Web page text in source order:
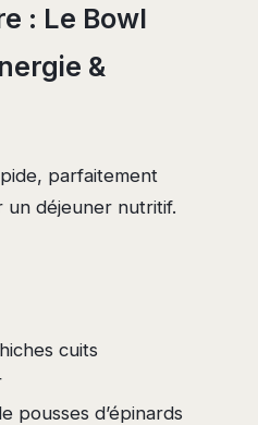
: Le Bowl
&
parfaitement
déjeuner nutritif.
cuits
pousses d’épinards